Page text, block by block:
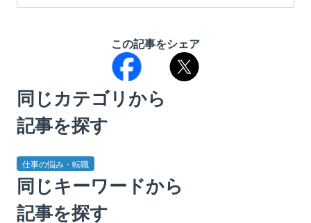
この記事をシェア
同じカテゴリから
記事を探す
仕事の悩み・転職
同じキーワードから
記事を探す